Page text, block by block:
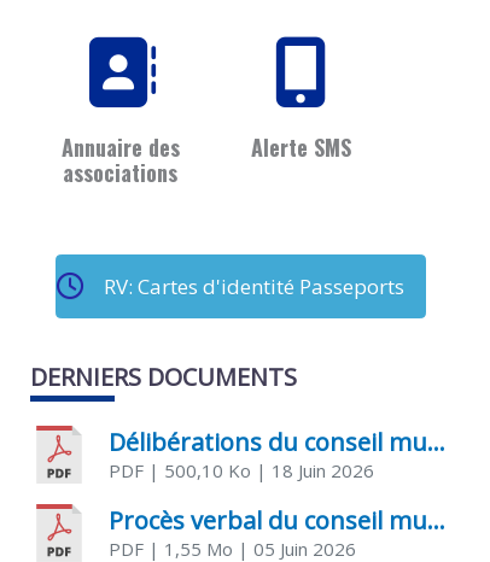
Annuaire des
associations
Alerte SMS
RV: Cartes d'identité Passeports
DERNIERS DOCUMENTS
Délibérations du conseil municipal du 18 juin 2026
PDF | 500,10 Ko | 18 Juin 2026
Procès verbal du conseil municipal du 05 juin 2026
PDF | 1,55 Mo | 05 Juin 2026